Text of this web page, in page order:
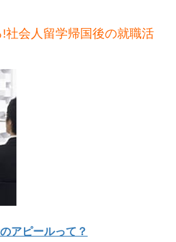
社会人留学帰国後の就職活
アピールって？